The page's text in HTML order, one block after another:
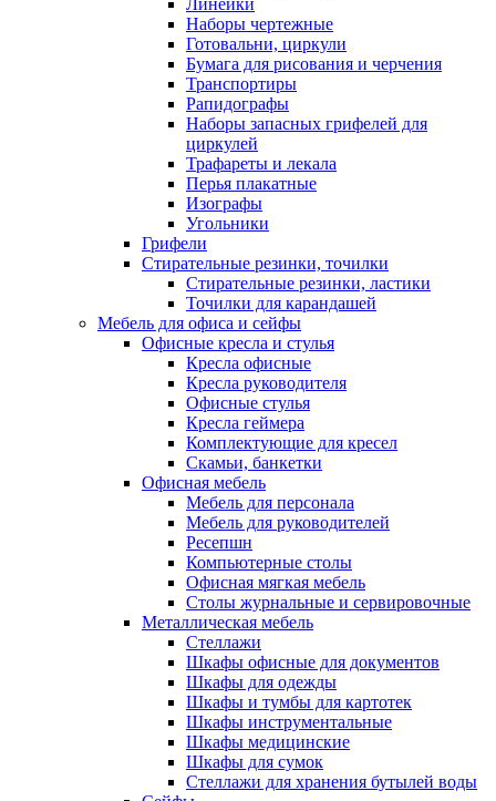
Линейки
Наборы чертежные
Готовальни, циркули
Бумага для рисования и черчения
Транспортиры
Рапидографы
Наборы запасных грифелей для
циркулей
Трафареты и лекала
Перья плакатные
Изографы
Угольники
Грифели
Стирательные резинки, точилки
Стирательные резинки, ластики
Точилки для карандашей
Мебель для офиса и сейфы
Офисные кресла и стулья
Кресла офисные
Кресла руководителя
Офисные стулья
Кресла геймера
Комплектующие для кресел
Скамьи, банкетки
Офисная мебель
Мебель для персонала
Мебель для руководителей
Ресепшн
Компьютерные столы
Офисная мягкая мебель
Столы журнальные и сервировочные
Металлическая мебель
Стеллажи
Шкафы офисные для документов
Шкафы для одежды
Шкафы и тумбы для картотек
Шкафы инструментальные
Шкафы медицинские
Шкафы для сумок
Стеллажи для хранения бутылей воды